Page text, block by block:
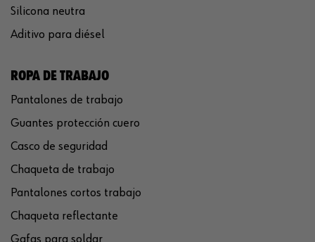
Silicona neutra
Aditivo para diésel
ROPA DE TRABAJO
Pantalones de trabajo
Guantes protección cuero
Casco de seguridad
Chaqueta de trabajo
Pantalones cortos trabajo
Chaqueta reflectante
Gafas para soldar